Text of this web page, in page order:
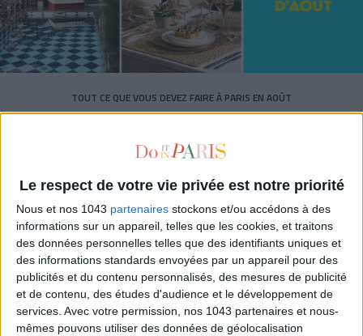
Le respect de votre vie privée est notre priorité
Nous et nos 1043 partenaires stockons et/ou accédons à des
informations sur un appareil, telles que les cookies, et traitons
des données personnelles telles que des identifiants uniques et
des informations standards envoyées par un appareil pour des
publicités et du contenu personnalisés, des mesures de publicité
et de contenu, des études d'audience et le développement de
services. Avec votre permission, nos 1043 partenaires et nous-
mêmes pouvons utiliser des données de géolocalisation
TOUT CE QUE VOUS DEVEZ FAIRE À PARIS EN AOÛT
LES SPF 50 QUI DONNENT ENVIE DE SE TARTINER